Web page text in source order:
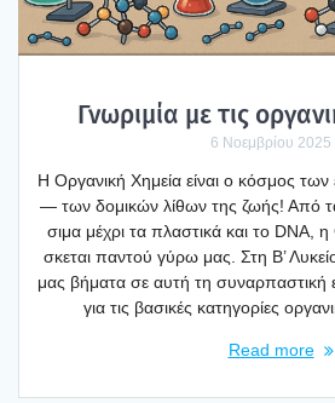
Γνω­ρι­μία με τις
6 Νοεμβρίου 2025
Η Οργα­νι­κή Χημεία είναι ο κόσμος
— των δομι­κών λίθων της ζωής! Από
σι­μα μέχρι τα πλα­στι­κά και το DNA,
σκε­ται παντού γύρω μας. Στη Β’
μας βήμα­τα σε αυτή τη συναρ­πα­στι­κή
για τις βασι­κές κατη­γο­ρί­ες
Read more